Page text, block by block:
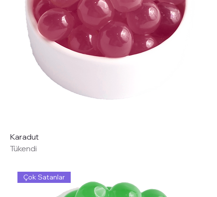
Karadut
Tükendi
Çok Satanlar